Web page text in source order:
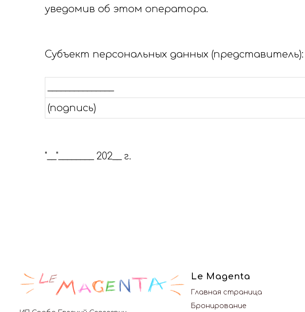
уведомив об этом оператора.
Субъект персональных данных (представитель):
(подпись)
"__"________ 202__ г.
Le Magenta
Главная страница
Бронирование